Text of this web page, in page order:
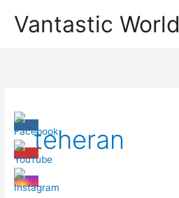
Vantastic World
teheran